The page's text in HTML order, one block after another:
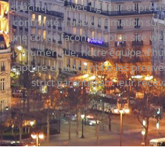
spécifiques avec rigueur et
confronté à une diffamation sur
une contrefaçon de votre site
numérique, notre équipe
capture et authentifie les
strict garantissant leur